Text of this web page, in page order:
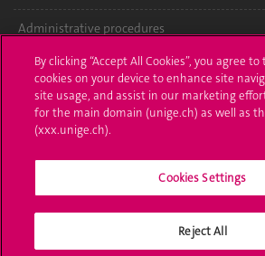
Administrative procedures
Ask a question
Contact
Media
University Structures
By clicking “Accept All Cookies”, you agree
cookies on your device to enhance site
site usage, and assist in our marketing
for the main domain (unige.ch) as well as
(xxx.unige.ch).
Cookies Settings
Reject All